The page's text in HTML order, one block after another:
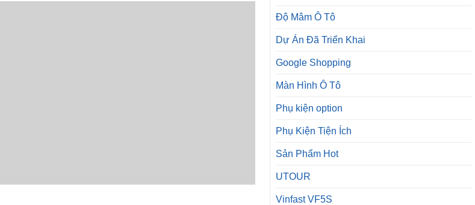
Độ Mâm Ô Tô
Dự Án Đã Triển Khai
Google Shopping
Màn Hình Ô Tô
Phụ kiện option
Phụ Kiện Tiện Ích
Sản Phẩm Hot
UTOUR
Vinfast VF5S